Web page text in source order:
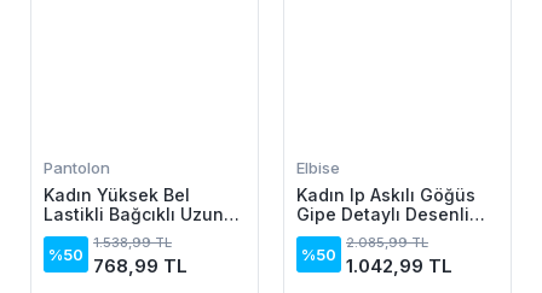
Pantolon
Kadın Yüksek Bel
Lastikli Bağcıklı Uzun
Geniş Kesim Detaylı
Krinkıl Pantolon
%50
1.538,99 TL
768,99 TL
Elbise
Kadın Ip Askılı Göğüs
Gipe Detaylı Desenli
Uzun Süprem Elbise
%50
2.085,99 TL
1.042,99 TL